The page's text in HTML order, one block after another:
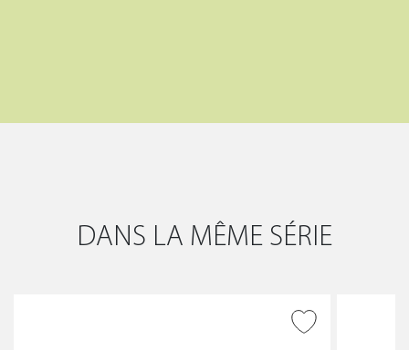
DANS LA MÊME SÉRIE